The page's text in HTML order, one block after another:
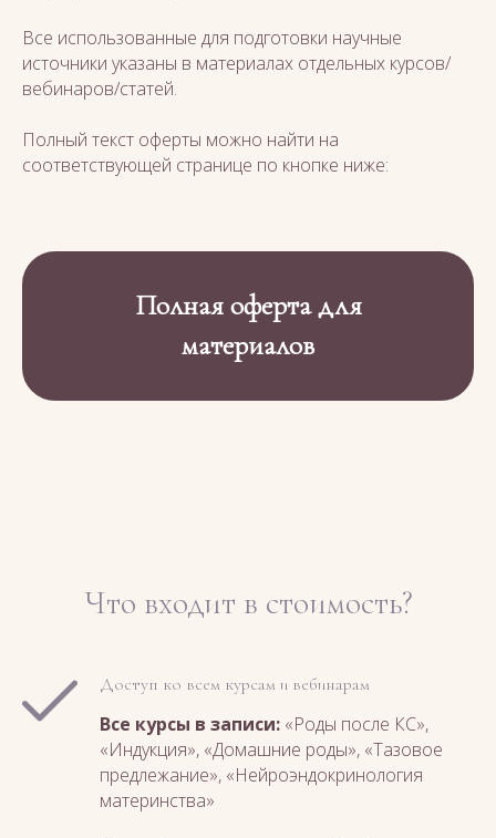
Все использованные для подготовки научные
источники указаны в материалах отдельных курсов/
вебинаров/статей.
Полный текст оферты можно найти на
соответствующей странице по кнопке ниже:
Полная оферта для
материалов
Что входит в стоимость?
Доступ ко всем курсам и вебинарам
Все курсы в записи: «Роды после КС»,
«Индукция», «Домашние роды», «Тазовое
предлежание», «Нейроэндокринология
материнства»